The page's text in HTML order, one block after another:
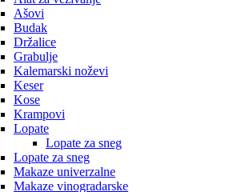
Ašovi
Budak
Držalice
Grabulje
Kalemarski noževi
Keser
Kose
Krampovi
Lopate
Lopate za sneg
Lopate za sneg
Makaze univerzalne
Makaze vinogradarske